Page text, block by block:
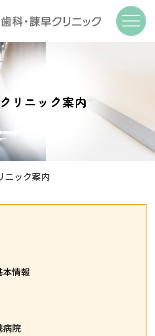
クリニック案内
ニック案内
本情報
病院